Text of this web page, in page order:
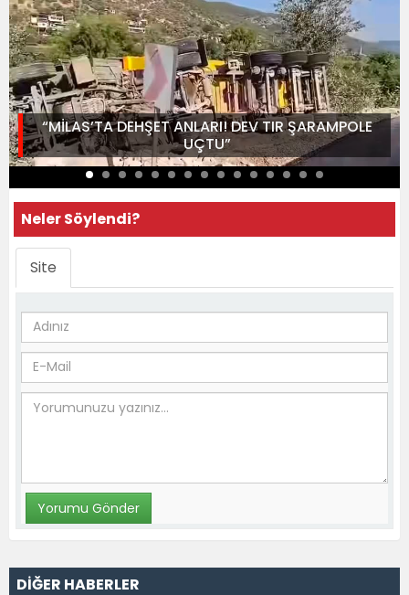
“MİLAS’TA DEHŞET ANLARI! DEV TIR ŞARAMPOLE
UÇTU”
Neler Söylendi?
Site
DİĞER HABERLER